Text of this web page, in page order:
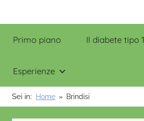
Portale
Diabete
Primo piano Il diabete tipo 1
Esperienze
Sei in: Home Brindisi